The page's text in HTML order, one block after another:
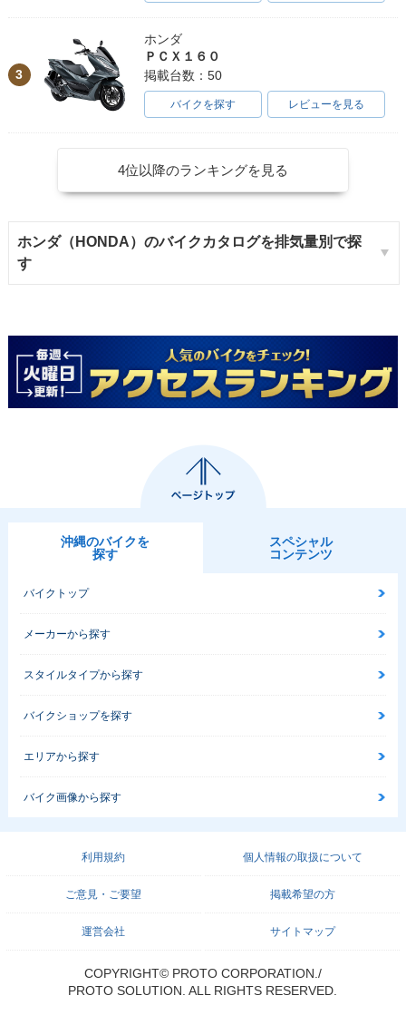
3
ホンダ
ＰＣＸ１６０
掲載台数：50
バイクを探す レビューを見る
4位以降のランキングを見る
ホンダ（HONDA）のバイクカタログを排気量別で探
す
沖縄のバイクを
探す
スペシャル
コンテンツ
バイクトップ
メーカーから探す
スタイルタイプから探す
バイクショップを探す
エリアから探す
バイク画像から探す
利用規約 個人情報の取扱について
ご意見・ご要望 掲載希望の方
運営会社 サイトマップ
COPYRIGHT© PROTO CORPORATION./
PROTO SOLUTION. ALL RIGHTS RESERVED.